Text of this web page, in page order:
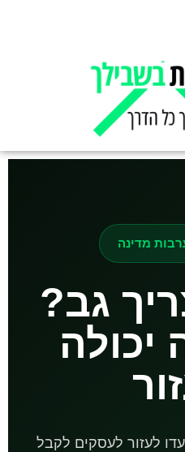
מדינה
גב?
יכולה
לעזור לעסקים לקבל